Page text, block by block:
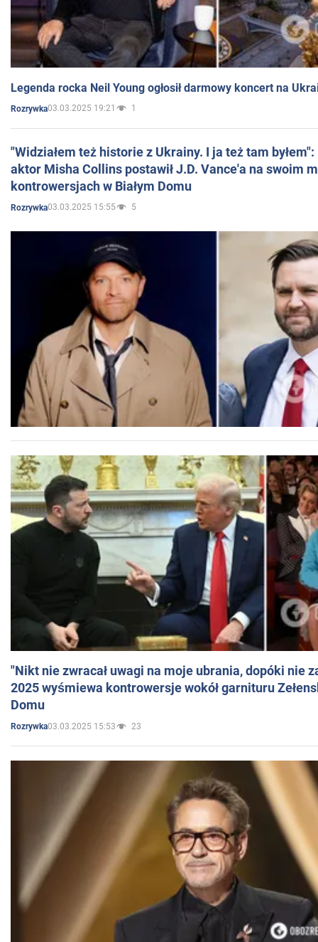
Legenda rocka Neil Young ogłosił darmowy koncert na
Rozrywka03.03.2025 19:21 1
"Widziałem też historie z Ukrainy. I ja też tam
aktor Misha Collins postawił J.D. Vance'a na swoim
kontrowersjach w Białym Domu
Rozrywka03.03.2025 15:55 5
"Nikt nie zwracał uwagi na moje ubrania, dopóki nie
2025 wyśmiewa kontrowersje wokół garnituru
Domu
Rozrywka03.03.2025 15:53 23